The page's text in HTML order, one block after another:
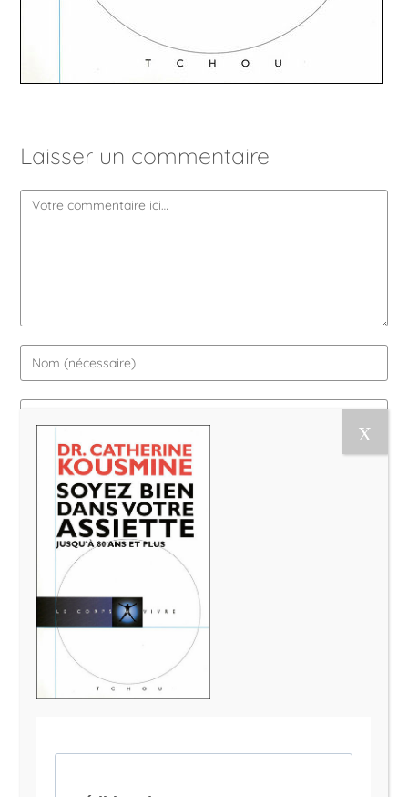
Laisser un commentaire
Le Magazine Naturo
Je suis Evy, Naturopathe spécialisée dans
l’accompagnement des femmes en préménopause et
ménopause